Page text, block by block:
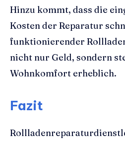
Hinzu kommt, dass die
Kosten der Reparatur
funktionierender
nicht nur Geld, sondern
Wohnkomfort erheblich.
Fazit